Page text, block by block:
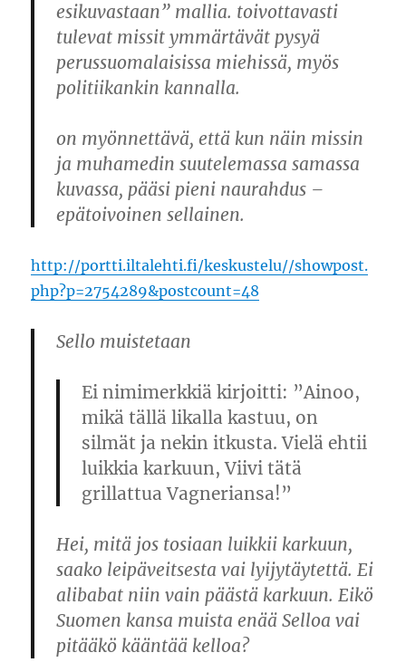
esikuvastaan” mallia. toivottavasti
tulevat missit ymmärtävät pysyä
perussuomalaisissa miehissä, myös
politiikankin kannalla.
on myönnettävä, että kun näin missin
ja muhamedin suutelemassa samassa
kuvassa, pääsi pieni naurahdus –
epätoivoinen sellainen.
http://portti.iltalehti.fi/keskustelu//showpost.
php?p=2754289&postcount=48
Sello muistetaan
Ei nimimerkkiä kirjoitti: ”Ainoo,
mikä tällä likalla kastuu, on
silmät ja nekin itkusta. Vielä ehtii
luikkia karkuun, Viivi tätä
grillattua Vagneriansa!”
Hei, mitä jos tosiaan luikkii karkuun,
saako leipäveitsesta vai lyijytäytettä. Ei
alibabat niin vain päästä karkuun. Eikö
Suomen kansa muista enää Selloa vai
pitääkö kääntää kelloa?